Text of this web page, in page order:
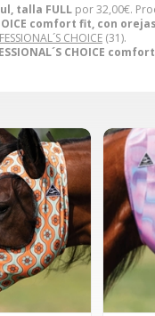
talla FULL por32,00€.
comfort fit, con
CHOICE (31).
CHOICE